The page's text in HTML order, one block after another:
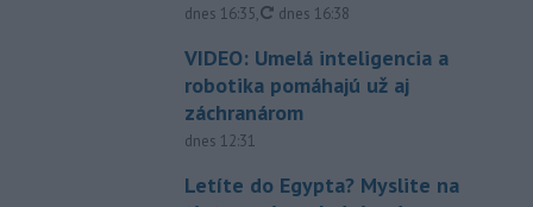
dnes 16:35, aktualizované
dnes 16:38
VIDEO: Umelá inteligencia a
robotika pomáhajú už aj
záchranárom
dnes 12:31
Letíte do Egypta? Myslite na